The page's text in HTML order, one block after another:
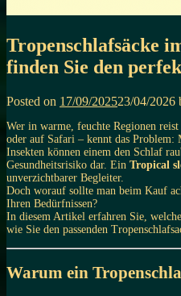
Tropenschlafsäcke
finden Sie den
Posted on 17/09/202523/04/2026
Wer in warme, feuchte Regionen
oder auf Safari – kennt das Problem:
Insekten können einem den Schlaf
Gesundheitsrisiko dar. Ein Tropical
unverzichtbarer Begleiter.
Doch worauf sollte man beim Kauf
Ihren Bedürfnissen?
In diesem Artikel erfahren Sie,
wie Sie den passenden
Warum ein